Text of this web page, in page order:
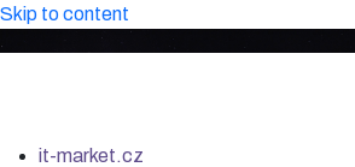
Skip to content
it-market.cz